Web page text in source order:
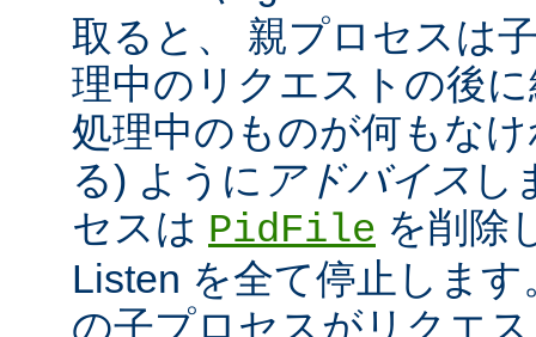
取ると、 親プロセスは
理中のリクエストの後
処理中のものが何もな
る) ように アドバイス し
セスは PidFile を削除
Listen を全て停止しま
の子プロセスがリクエ